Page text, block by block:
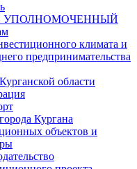
климата и
предпринимательства
области
Кургана
объектов и